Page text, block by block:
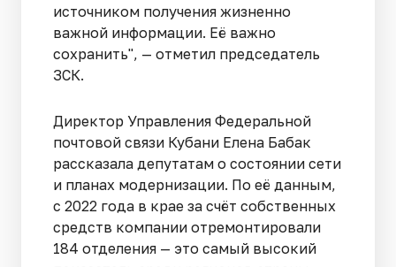
источником получения жизненно
важной информации. Её важно
сохранить", — отметил председатель
ЗСК.
Директор Управления Федеральной
почтовой связи Кубани Елена Бабак
рассказала депутатам о состоянии сети
и планах модернизации. По её данным,
с 2022 года в крае за счёт собственных
средств компании отремонтировали
184 отделения — это самый высокий